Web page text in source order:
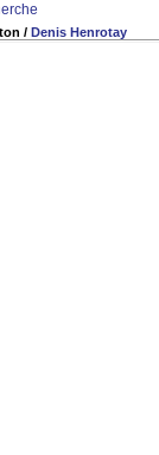
/ Denis Henrotay